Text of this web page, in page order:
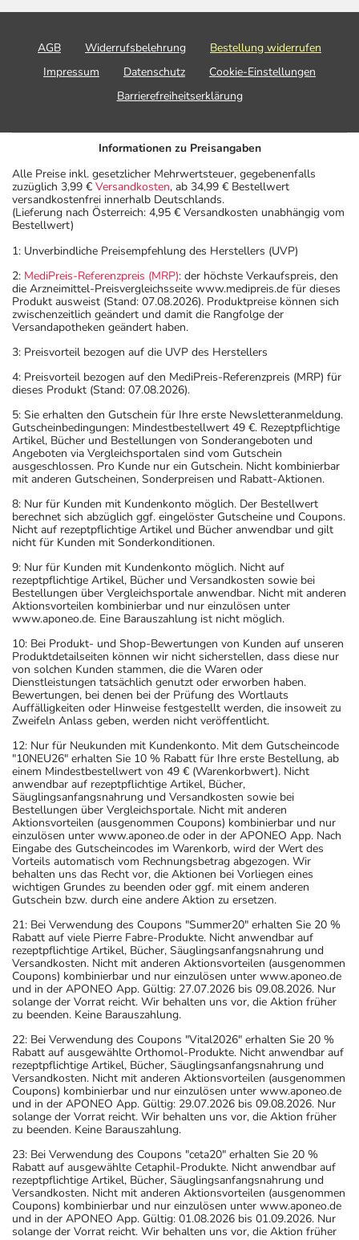
sich auf den letzten Tag des angegebenen Monats.
AGB Widerrufsbelehrung
Bestellung widerrufen
Impressum
Datenschutz
Cookie-Einstellungen
Barrierefreiheitserklärung
Informationen zu Preisangaben
Alle Preise inkl. gesetzlicher Mehrwertsteuer, gegebenenfalls
zuzüglich 3,99 € Versandkosten, ab 34,99 € Bestellwert
versandkostenfrei innerhalb Deutschlands.
(Lieferung nach Österreich: 4,95 € Versandkosten unabhängig vom
Bestellwert)
1: Unverbindliche Preisempfehlung des Herstellers (UVP)
2: MediPreis-Referenzpreis (MRP): der höchste Verkaufspreis, den
die Arzneimittel-Preisvergleichsseite www.medipreis.de für dieses
Produkt ausweist (Stand: 07.08.2026). Produktpreise können sich
zwischenzeitlich geändert und damit die Rangfolge der
Versandapotheken geändert haben.
3: Preisvorteil bezogen auf die UVP des Herstellers
4: Preisvorteil bezogen auf den MediPreis-Referenzpreis (MRP) für
dieses Produkt (Stand: 07.08.2026).
5: Sie erhalten den Gutschein für Ihre erste Newsletteranmeldung.
Gutscheinbedingungen: Mindestbestellwert 49 €. Rezeptpflichtige
Artikel, Bücher und Bestellungen von Sonderangeboten und
Angeboten via Vergleichsportalen sind vom Gutschein
ausgeschlossen. Pro Kunde nur ein Gutschein. Nicht kombinierbar
mit anderen Gutscheinen, Sonderpreisen und Rabatt-Aktionen.
8: Nur für Kunden mit Kundenkonto möglich. Der Bestellwert
berechnet sich abzüglich ggf. eingelöster Gutscheine und Coupons.
Nicht auf rezeptpflichtige Artikel und Bücher anwendbar und gilt
nicht für Kunden mit Sonderkonditionen.
9: Nur für Kunden mit Kundenkonto möglich. Nicht auf
rezeptpflichtige Artikel, Bücher und Versandkosten sowie bei
Bestellungen über Vergleichsportale anwendbar. Nicht mit anderen
Aktionsvorteilen kombinierbar und nur einzulösen unter
www.aponeo.de. Eine Barauszahlung ist nicht möglich.
10: Bei Produkt- und Shop-Bewertungen von Kunden auf unseren
Produktdetailseiten können wir nicht sicherstellen, dass diese nur
von solchen Kunden stammen, die die Waren oder
Dienstleistungen tatsächlich genutzt oder erworben haben.
Bewertungen, bei denen bei der Prüfung des Wortlauts
Auffälligkeiten oder Hinweise festgestellt werden, die insoweit zu
Zweifeln Anlass geben, werden nicht veröffentlicht.
12: Nur für Neukunden mit Kundenkonto. Mit dem Gutscheincode
"10NEU26" erhalten Sie 10 % Rabatt für Ihre erste Bestellung, ab
einem Mindestbestellwert von 49 € (Warenkorbwert). Nicht
anwendbar auf rezeptpflichtige Artikel, Bücher,
Säuglingsanfangsnahrung und Versandkosten sowie bei
Bestellungen über Vergleichsportale. Nicht mit anderen
Aktionsvorteilen (ausgenommen Coupons) kombinierbar und nur
einzulösen unter www.aponeo.de oder in der APONEO App. Nach
Eingabe des Gutscheincodes im Warenkorb, wird der Wert des
Vorteils automatisch vom Rechnungsbetrag abgezogen. Wir
behalten uns das Recht vor, die Aktionen bei Vorliegen eines
wichtigen Grundes zu beenden oder ggf. mit einem anderen
Gutschein bzw. durch eine andere Aktion zu ersetzen.
21: Bei Verwendung des Coupons "Summer20" erhalten Sie 20 %
Rabatt auf viele Pierre Fabre-Produkte. Nicht anwendbar auf
rezeptpflichtige Artikel, Bücher, Säuglingsanfangsnahrung und
Versandkosten. Nicht mit anderen Aktionsvorteilen (ausgenommen
Coupons) kombinierbar und nur einzulösen unter www.aponeo.de
und in der APONEO App. Gültig: 27.07.2026 bis 09.08.2026. Nur
solange der Vorrat reicht. Wir behalten uns vor, die Aktion früher
zu beenden. Keine Barauszahlung.
22: Bei Verwendung des Coupons "Vital2026" erhalten Sie 20 %
Rabatt auf ausgewählte Orthomol-Produkte. Nicht anwendbar auf
rezeptpflichtige Artikel, Bücher, Säuglingsanfangsnahrung und
Versandkosten. Nicht mit anderen Aktionsvorteilen (ausgenommen
Coupons) kombinierbar und nur einzulösen unter www.aponeo.de
und in der APONEO App. Gültig: 29.07.2026 bis 09.08.2026. Nur
solange der Vorrat reicht. Wir behalten uns vor, die Aktion früher
zu beenden. Keine Barauszahlung.
23: Bei Verwendung des Coupons "ceta20" erhalten Sie 20 %
Rabatt auf ausgewählte Cetaphil-Produkte. Nicht anwendbar auf
rezeptpflichtige Artikel, Bücher, Säuglingsanfangsnahrung und
Versandkosten. Nicht mit anderen Aktionsvorteilen (ausgenommen
Coupons) kombinierbar und nur einzulösen unter www.aponeo.de
und in der APONEO App. Gültig: 01.08.2026 bis 01.09.2026. Nur
solange der Vorrat reicht. Wir behalten uns vor, die Aktion früher